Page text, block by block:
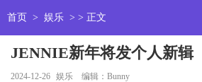
首页 > 娱乐 > > 正文
JENNIE新年将发个人新辑
2024-12-26 娱乐 编辑：Bunny